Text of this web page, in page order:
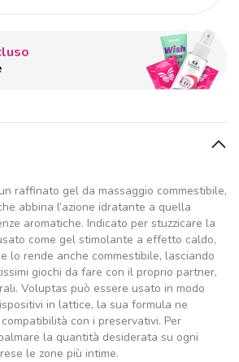
raffinato gel da massaggio commestibile,
abbina l’azione idratante a quella
aromatiche. Indicato per stuzzicare la
come gel stimolante a effetto caldo,
lo rende anche commestibile, lasciando
giochi da fare con il proprio partner,
Voluptas può essere usato in modo
in lattice, la sua formula ne
con i preservativi. Per
la quantità desiderata su ogni
le zone più intime.